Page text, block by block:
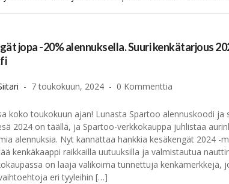
jopa -20% alennuksella. Suuri kenkätarjous
7 toukokuun, 2024 0 Kommenttia
koko toukokuun ajan! Lunasta Spartoo alennuskoodi ja
2024 on täällä, ja Spartoo-verkkokauppa juhlistaa
alennuksia. Nyt kannattaa hankkia kesäkengät 2024 -
kenkäkaappi raikkailla uutuuksilla ja valmistautua
on laaja valikoima tunnettuja kenkämerkkejä,
eri tyyleihin […]